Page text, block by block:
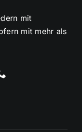
mit
mit mehr als